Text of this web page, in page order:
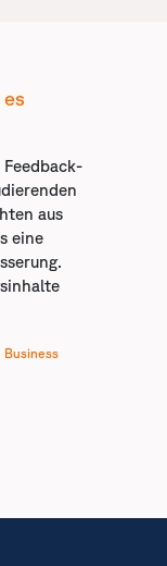
aus
eine
Business